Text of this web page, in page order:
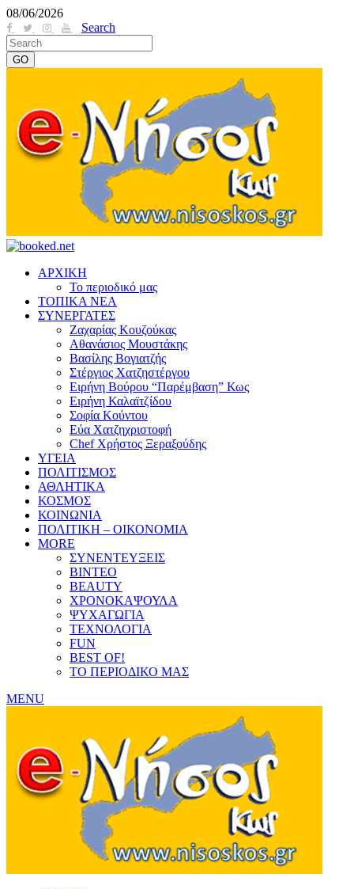
08/06/2026
Search
ΑΡΧΙΚΗ
Το περιοδικό μας
ΤΟΠΙΚΑ ΝΕΑ
ΣΥΝΕΡΓΑΤΕΣ
Ζαχαρίας Κουζούκας
Αθανάσιος Μουστάκης
Βασίλης Βογιατζής
Στέργιος Χατζηστέργου
Ειρήνη Βούρου “Παρέμβαση” Κως
Ειρήνη Καλαϊτζίδου
Σοφία Κούντου
Εύα Χατζηχριστοφή
Chef Χρήστος Ξεραξούδης
ΥΓΕΙΑ
ΠΟΛΙΤΙΣΜΟΣ
ΑΘΛΗΤΙΚΑ
ΚΟΣΜΟΣ
ΚΟΙΝΩΝΙΑ
ΠΟΛΙΤΙΚΗ – ΟΙΚΟΝΟΜΙΑ
MORE
ΣΥΝΕΝΤΕΥΞΕΙΣ
ΒΙΝΤΕΟ
BEAUTY
ΧΡΟΝΟΚΑΨΟΥΛΑ
ΨΥΧΑΓΩΓΙΑ
ΤΕΧΝΟΛΟΓΙΑ
FUN
BEST OF!
ΤΟ ΠΕΡΙΟΔΙΚΟ ΜΑΣ
MENU